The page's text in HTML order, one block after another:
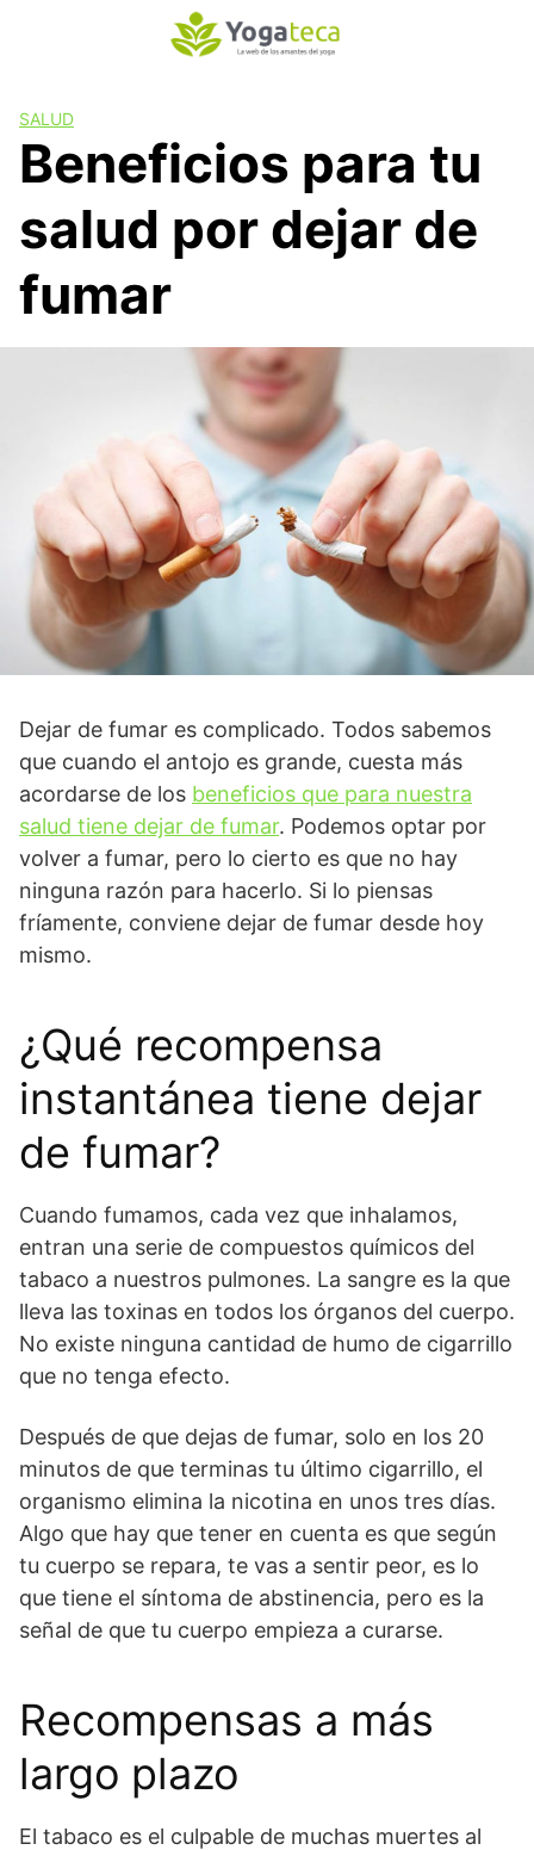
SALUD
Beneficios para tu
salud por dejar de
fumar
Dejar de fumar es complicado. Todos sabemos
que cuando el antojo es grande, cuesta más
acordarse de los beneficios que para nuestra
salud tiene dejar de fumar. Podemos optar por
volver a fumar, pero lo cierto es que no hay
ninguna razón para hacerlo. Si lo piensas
fríamente, conviene dejar de fumar desde hoy
mismo.
¿Qué recompensa
instantánea tiene dejar
de fumar?
Cuando fumamos, cada vez que inhalamos,
entran una serie de compuestos químicos del
tabaco a nuestros pulmones. La sangre es la que
lleva las toxinas en todos los órganos del cuerpo.
No existe ninguna cantidad de humo de cigarrillo
que no tenga efecto.
Después de que dejas de fumar, solo en los 20
minutos de que terminas tu último cigarrillo, el
organismo elimina la nicotina en unos tres días.
Algo que hay que tener en cuenta es que según
tu cuerpo se repara, te vas a sentir peor, es lo
que tiene el síntoma de abstinencia, pero es la
señal de que tu cuerpo empieza a curarse.
Recompensas a más
largo plazo
El tabaco es el culpable de muchas muertes al